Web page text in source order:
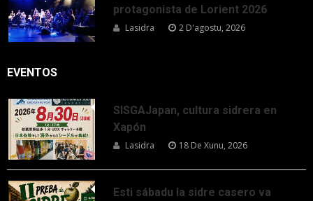
protagonista de Lorient 2026
Lasidra 2 D'agostu, 2026
EVENTOS
SISGAJapan, cultura sidrera en
Xapón
Lasidra 18 De Xunu, 2026
Esti sábadu la sidre casero va